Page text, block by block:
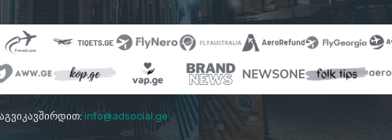
info@adsocial.ge